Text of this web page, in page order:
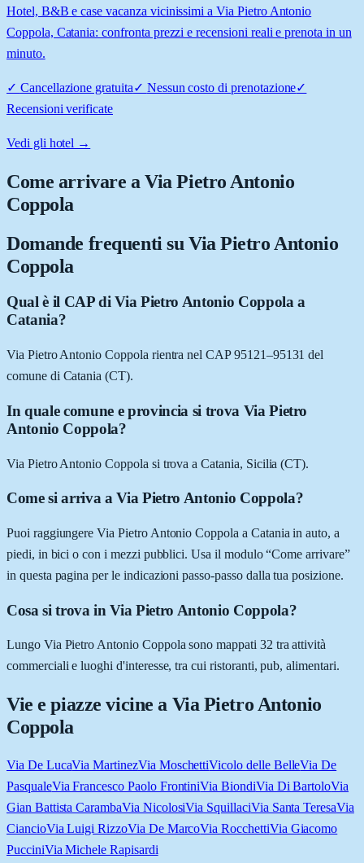
Hotel, B&B e case vacanza vicinissimi a Via Pietro Antonio
Coppola, Catania: confronta prezzi e recensioni reali e prenota in un
minuto.
✓ Cancellazione gratuita✓ Nessun costo di prenotazione✓
Recensioni verificate
Vedi gli hotel →
Come arrivare aVia Pietro Antonio
Coppola
Domande frequenti su Via Pietro Antonio
Coppola
Qual è il CAP di Via Pietro Antonio Coppola a
Catania?
Via Pietro Antonio Coppola rientra nel CAP 95121–95131 del
comune di Catania (CT).
In quale comune e provincia si trova Via Pietro
Antonio Coppola?
Via Pietro Antonio Coppola si trova a Catania, Sicilia (CT).
Come si arriva a Via Pietro Antonio Coppola?
Puoi raggiungere Via Pietro Antonio Coppola a Catania in auto, a
piedi, in bici o con i mezzi pubblici. Usa il modulo “Come arrivare”
in questa pagina per le indicazioni passo-passo dalla tua posizione.
Cosa si trova in Via Pietro Antonio Coppola?
Lungo Via Pietro Antonio Coppola sono mappati 32 tra attività
commerciali e luoghi d'interesse, tra cui ristoranti, pub, alimentari.
Vie e piazze vicine a Via Pietro Antonio
Coppola
Via De LucaVia MartinezVia MoschettiVicolo delle BelleVia De
PasqualeVia Francesco Paolo FrontiniVia BiondiVia Di BartoloVia
Gian Battista CarambaVia NicolosiVia SquillaciVia Santa TeresaVia
CiancioVia Luigi RizzoVia De MarcoVia RocchettiVia Giacomo
PucciniVia Michele Rapisardi